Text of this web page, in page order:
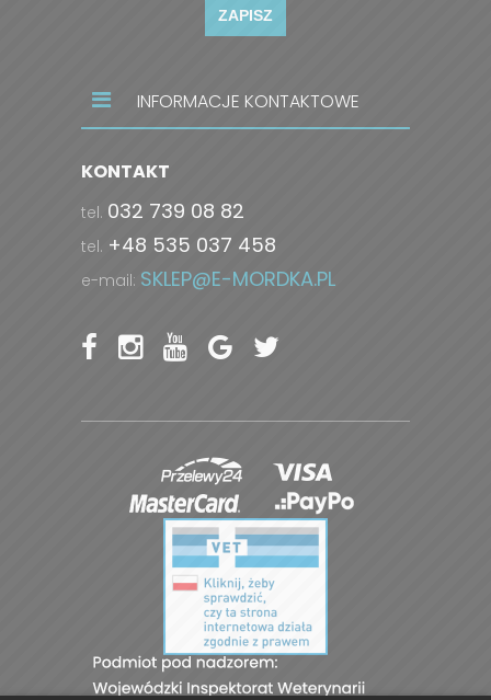
ZAPISZ
INFORMACJE KONTAKTOWE
KONTAKT
tel. 032 739 08 82
tel. +48 535 037 458
e-mail: SKLEP@E-MORDKA.PL